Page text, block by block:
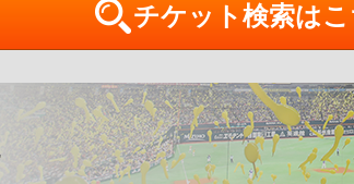
チケット検索はこ